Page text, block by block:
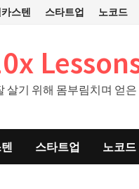
스텐 스타트업 노코드
살기 위해 몸부림치며 얻
스타트업 노코드